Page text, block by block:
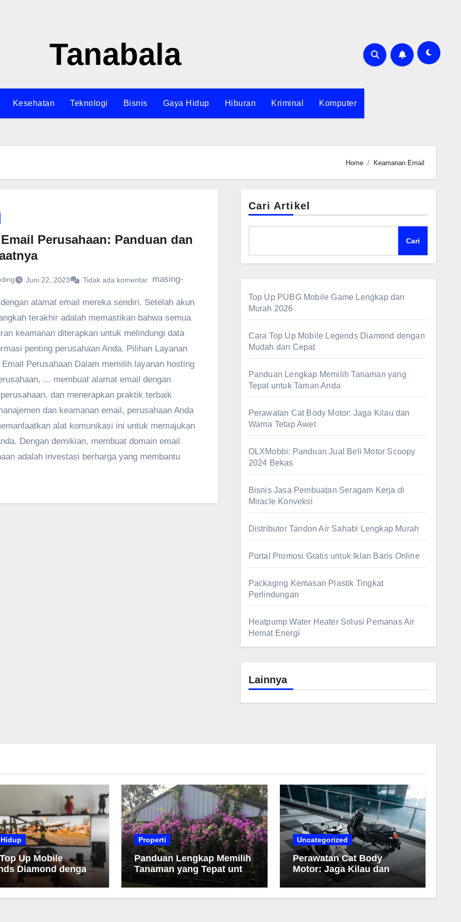
Tanabala
Kesehatan Teknologi Bisnis Gaya Hidup Hiburan Kriminal Komputer
Home Keamanan Email
Perusahaan: Panduan dan
Juni 22, 2023 Tidak ada komentar masing-
alamat email mereka sendiri. Setelah akun
terakhir adalah memastikan bahwa semua
keamanan diterapkan untuk melindungi data
penting perusahaan Anda. Pilihan Layanan
Perusahaan Dalam memilih layanan hosting
... membuat alamat email dengan
dan menerapkan praktik terbaik
dan keamanan email, perusahaan Anda
alat komunikasi ini untuk memajukan
Dengan demikian, membuat domain email
adalah investasi berharga yang membantu
Cari Artikel
Cari
Top Up PUBG Mobile Game Lengkap dan
Murah 2026
Cara Top Up Mobile Legends Diamond dengan
Mudah dan Cepat
Panduan Lengkap Memilih Tanaman yang
Tepat untuk Taman Anda
Perawatan Cat Body Motor: Jaga Kilau dan
Warna Tetap Awet
OLXMobbi: Panduan Jual Beli Motor Scoopy
2024 Bekas
Bisnis Jasa Pembuatan Seragam Kerja di
Miracle Konveksi
Distributor Tandon Air Sahabi Lengkap Murah
Portal Promosi Gratis untuk Iklan Baris Online
Packaging Kemasan Plastik Tingkat
Perlindungan
Heatpump Water Heater Solusi Pemanas Air
Hemat Energi
Lainnya
Up Mobile
Diamond dengan
dan Cepat
Properti
Panduan Lengkap Memilih
Tanaman yang Tepat untuk
Taman Anda
Uncategorized
Perawatan Cat Body
Motor: Jaga Kilau dan
Warna Tetap Awet